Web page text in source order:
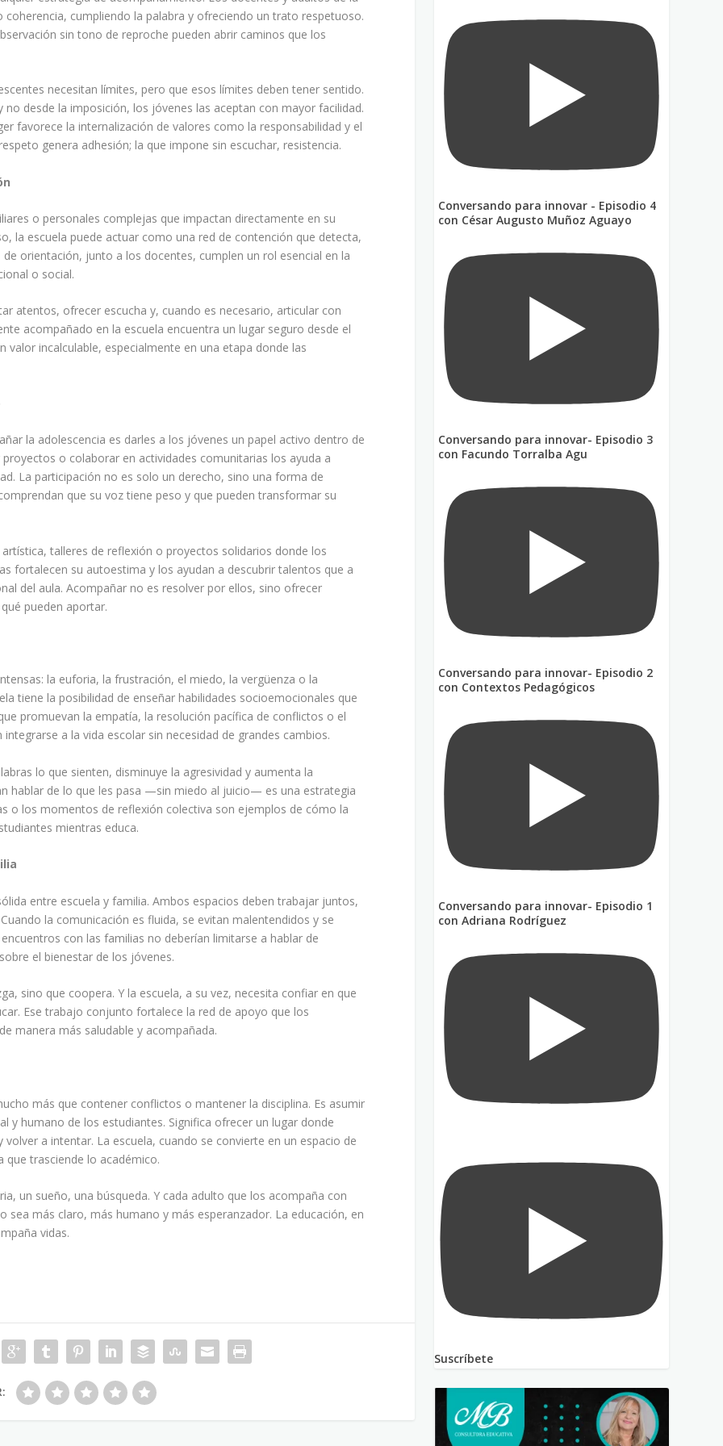
cumpliendo la palabra y ofreciendo un trato respetuoso.
sin tono de reproche pueden abrir caminos que los
necesitan límites, pero que esos límites deben tener sentido.
desde la imposición, los jóvenes las aceptan con mayor facilidad.
favorece la internalización de valores como la responsabilidad y el
genera adhesión; la que impone sin escuchar, resistencia.
o personales complejas que impactan directamente en su
la escuela puede actuar como una red de contención que detecta,
orientación, junto a los docentes, cumplen un rol esencial en la
o social.
atentos, ofrecer escucha y, cuando es necesario, articular con
acompañado en la escuela encuentra un lugar seguro desde el
valor incalculable, especialmente en una etapa donde las
la adolescencia es darles a los jóvenes un papel activo dentro de
o colaborar en actividades comunitarias los ayuda a
La participación no es solo un derecho, sino una forma de
que su voz tiene peso y que pueden transformar su
talleres de reflexión o proyectos solidarios donde los
fortalecen su autoestima y los ayudan a descubrir talentos que a
del aula. Acompañar no es resolver por ellos, sino ofrecer
pueden aportar.
la euforia, la frustración, el miedo, la vergüenza o la
tiene la posibilidad de enseñar habilidades socioemocionales que
promuevan la empatía, la resolución pacífica de conflictos o el
a la vida escolar sin necesidad de grandes cambios.
lo que sienten, disminuye la agresividad y aumenta la
hablar de lo que les pasa —sin miedo al juicio— es una estrategia
o los momentos de reflexión colectiva son ejemplos de cómo la
mientras educa.
entre escuela y familia. Ambos espacios deben trabajar juntos,
la comunicación es fluida, se evitan malentendidos y se
con las familias no deberían limitarse a hablar de
el bienestar de los jóvenes.
sino que coopera. Y la escuela, a su vez, necesita confiar en que
Ese trabajo conjunto fortalece la red de apoyo que los
manera más saludable y acompañada.
más que contener conflictos o mantener la disciplina. Es asumir
y humano de los estudiantes. Significa ofrecer un lugar donde
a intentar. La escuela, cuando se convierte en un espacio de
que trasciende lo académico.
un sueño, una búsqueda. Y cada adulto que los acompaña con
sea más claro, más humano y más esperanzador. La educación, en
vidas.
Conversando para innovar - Episodio 4
con César Augusto Muñoz Aguayo
Conversando para innovar- Episodio 3
con Facundo Torralba Agu
Conversando para innovar- Episodio 2
con Contextos Pedagógicos
Conversando para innovar- Episodio 1
con Adriana Rodríguez
Suscríbete